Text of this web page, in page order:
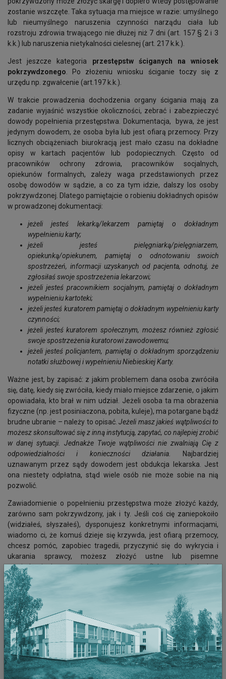
zostanie wszczęte. Taka sytuacja ma miejsce w razie: umyślnego
lub nieumyślnego naruszenia czynności narządu ciała lub
rozstroju zdrowia trwającego nie dłużej niż 7 dni (art. 157 § 2 i 3
k.k.) lub naruszenia nietykalności cielesnej (art. 217 k.k.).
Jest jeszcze kategoria przestępstw ściganych na wniosek
pokrzywdzonego . Po złożeniu wniosku ściganie toczy się z
urzędu np. zgwałcenie (art.197 k.k.).
W trakcie prowadzenia dochodzenia organy ścigania mają za
zadanie wyjaśnić wszystkie okoliczności, zebrać i zabezpieczyć
dowody popełnienia przestępstwa. Dokumentacja, bywa, że jest
jedynym dowodem, że osoba była lub jest ofiarą przemocy. Przy
licznych obciążeniach biurokracją jest mało czasu na dokładne
opisy w kartach pacjentów lub podopiecznych. Często od
pracowników ochrony zdrowia, pracowników socjalnych,
opiekunów formalnych, zależy waga przedstawionych przez
osobę dowodów w sądzie, a co za tym idzie, dalszy los osoby
pokrzywdzonej. Dlatego pamiętajcie o robieniu dokładnych opisów
w prowadzonej dokumentacji:
jeżeli jesteś lekarką/lekarzem pamiętaj o dokładnym
wypełnieniu karty;
jeżeli jesteś pielęgniarką/pielęgniarzem,
opiekunką/opiekunem, pamiętaj o odnotowaniu swoich
spostrzeżeń, informacji uzyskanych od pacjenta, odnotuj, że
zgłosiłaś swoje spostrzeżenia lekarzowi;
jeżeli jesteś pracownikiem socjalnym, pamiętaj o dokładnym
wypełnieniu kartoteki;
jeżeli jesteś kuratorem pamiętaj o dokładnym wypełnieniu karty
czynności;
jeżeli jesteś kuratorem społecznym, możesz również zgłosić
swoje spostrzeżenia kuratorowi zawodowemu;
jeżeli jesteś policjantem, pamiętaj o dokładnym sporządzeniu
notatki służbowej i wypełnieniu Niebieskiej Karty.
Ważne jest, by zapisać: z jakim problemem dana osoba zwróciła
się, datę, kiedy się zwróciła, kiedy miało miejsce zdarzenie, o jakim
opowiadała, kto brał w nim udział. Jeżeli osoba ta ma obrażenia
fizyczne (np. jest posiniaczona, pobita, kuleje), ma potargane bądź
brudne ubranie – należy to opisać.Jeżeli masz jakieś wątpliwości to
możesz skonsultować się z inną instytucją, zapytać, co najlepiej zrobić
w danej sytuacji. Jednakże Twoje wątpliwości nie zwalniają Cię z
odpowiedzialności i konieczności działania.
Najbardziej
uznawanym przez sądy dowodem jest obdukcja lekarska. Jest
ona niestety odpłatna, stąd wiele osób nie może sobie na nią
pozwolić.
Zawiadomienie o popełnieniu przestępstwa może złożyć każdy,
zarówno sam pokrzywdzony, jak i ty. Jeśli coś cię zaniepokoiło
(widziałeś, słyszałeś), dysponujesz konkretnymi informacjami,
wiadomo ci, że komuś dzieje się krzywda, jest ofiarą przemocy,
chcesz pomóc, zapobiec tragedii, przyczynić się do wykrycia i
ukarania sprawcy, możesz złożyć ustne lub pisemne
zawiadomienie o popełnieniu przestępstwa (lub zawiadomienie o
podejrzeniu popełnienia przestępstwa). Zawiadomienie pisemne
może być wysłane pocztą, mailem, faksem lub dostarczone
osobiście do jednostki Policji lub do Prokuratury. Wówczas możesz
się spodziewać wezwania w celu uzupełnienia zawiadomienia
albo wezwania do złożenia zeznań w charakterze świadka.
Zawiadomienie powinno spełniać wymogi pisma procesowego,
tzn. zawierać oznaczenie organu, twoje dane osobowe i adres,
opis sprawy, datę oraz podpis (art. 119 k.p.k.). Należy zadbać o
potwierdzenie złożenia zawiadomienia np. wysyłając je listem
poleconym lub prosząc o stosowną pieczęć na jego kopii.